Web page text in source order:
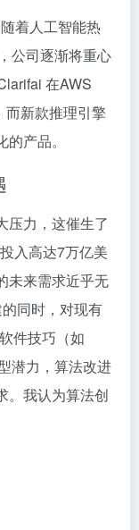
着人工智能热
公司逐渐将重心
在AWS
而新款推理引擎
产品。
压力，这催生了
入高达7万亿美
未来需求近乎无
同时，对现有
件技巧（如
潜力，算法改进
。我认为算法创